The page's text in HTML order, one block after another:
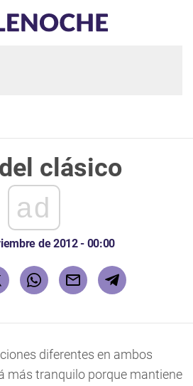
clásico
ad
de 2012 - 00:00
diferentes en ambos
más tranquilo porque mantiene